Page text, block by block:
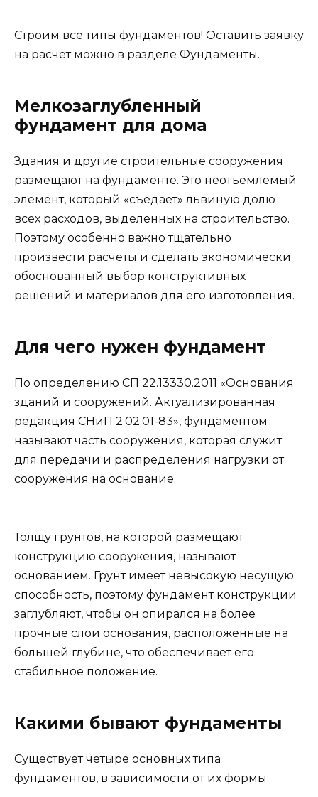
Строим все типы фундаментов! Оставить заявку
на расчет можно в разделе Фундаменты.
Мелкозаглубленный
фундамент для дома
Здания и другие строительные сооружения
размещают на фундаменте. Это неотъемлемый
элемент, который «съедает» львиную долю
всех расходов, выделенных на строительство.
Поэтому особенно важно тщательно
произвести расчеты и сделать экономически
обоснованный выбор конструктивных
решений и материалов для его изготовления.
Для чего нужен фундамент
По определению СП 22.13330.2011 «Основания
зданий и сооружений. Актуализированная
редакция СНиП 2.02.01-83», фундаментом
называют часть сооружения, которая служит
для передачи и распределения нагрузки от
сооружения на основание.
Толщу грунтов, на которой размещают
конструкцию сооружения, называют
основанием. Грунт имеет невысокую несущую
способность, поэтому фундамент конструкции
заглубляют, чтобы он опирался на более
прочные слои основания, расположенные на
большей глубине, что обеспечивает его
стабильное положение.
Какими бывают фундаменты
Существует четыре основных типа
фундаментов, в зависимости от их формы: